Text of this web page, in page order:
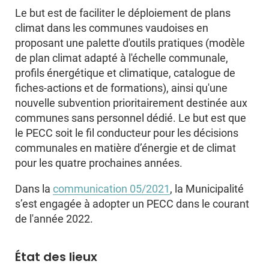
Le but est de faciliter le déploiement de plans
climat dans les communes vaudoises en
proposant une palette d'outils pratiques (modèle
de plan climat adapté à l'échelle communale,
profils énergétique et climatique, catalogue de
fiches-actions et de formations), ainsi qu'une
nouvelle subvention prioritairement destinée aux
communes sans personnel dédié. Le but est que
le PECC soit le fil conducteur pour les décisions
communales en matière d’énergie et de climat
pour les quatre prochaines années.
Dans lacommunication 05/2021, la Municipalité
s’est engagée à adopter un PECC dans le courant
de l'année 2022.
État des lieux